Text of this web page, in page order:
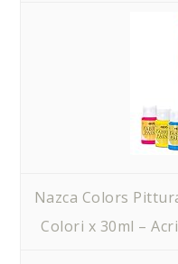
Nazca Colors
Colori x 30ml –